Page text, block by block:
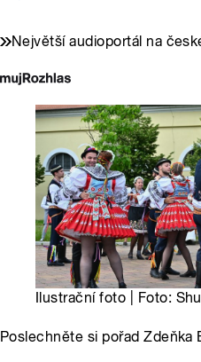
Největší audioportál na
Ilustrační foto | Foto:
Poslechněte si pořad Zdeňka